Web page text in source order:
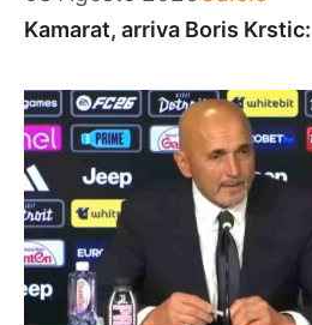
Kamarat, arriva Boris